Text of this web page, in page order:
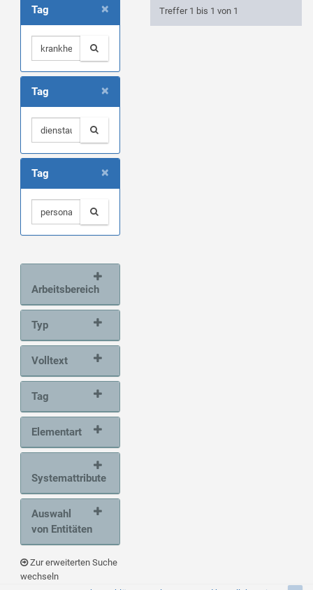
×
Tag
×
Tag
×
Tag
Arbeitsbereich
Typ
Volltext
Tag
Elementart
Systemattribute
Auswahl
von Entitäten
Zur erweiterten Suche
wechseln
Treffer 1 bis 1 von 1